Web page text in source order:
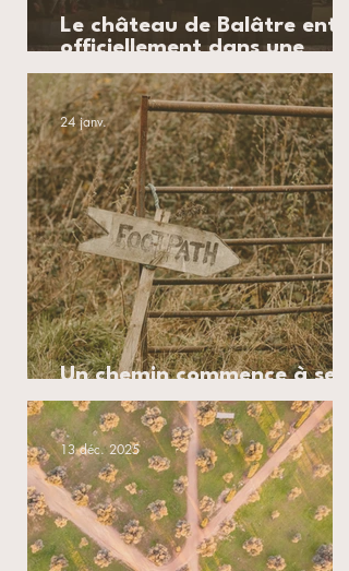
Le château de Balâtre entre
officiellement dans une
nouvelle ère
Un chemin commence à se
frayer pour le château
24 janv.
13 déc. 2025